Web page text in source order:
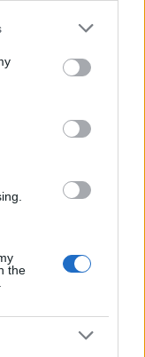
or more Google
You may click to
party tags to
in below Google
the
Αθήνα
τα μέρη που
της
σοκολάτας